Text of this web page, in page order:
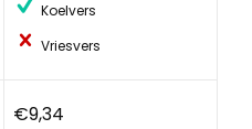
Koelvers
Vriesvers
€9,34